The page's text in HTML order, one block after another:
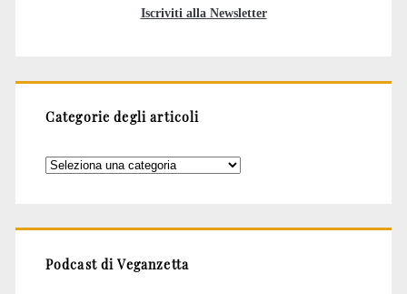
Iscriviti alla Newsletter
Categorie degli articoli
Categorie
Podcast di Veganzetta